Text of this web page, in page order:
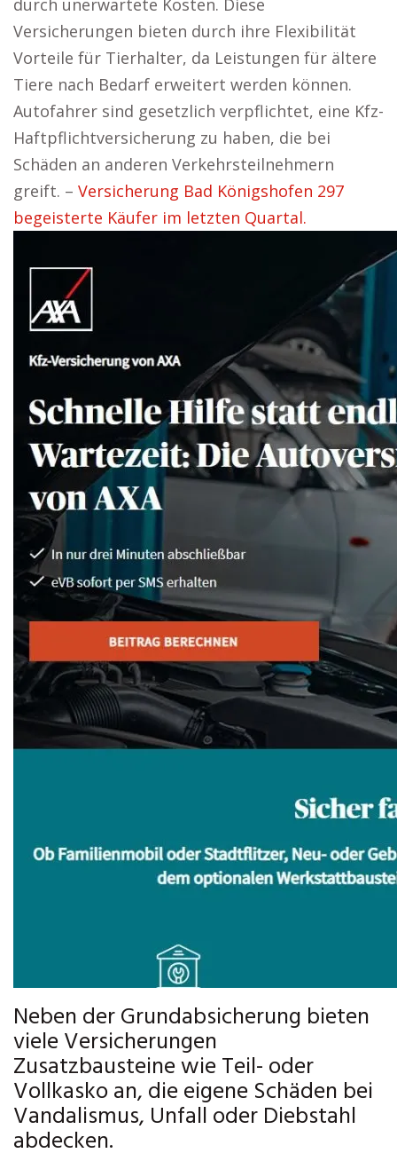
durch unerwartete Kosten. Diese
Versicherungen bieten durch ihre Flexibilität
Vorteile für Tierhalter, da Leistungen für ältere
Tiere nach Bedarf erweitert werden können.
Autofahrer sind gesetzlich verpflichtet, eine Kfz-
Haftpflichtversicherung zu haben, die bei
Schäden an anderen Verkehrsteilnehmern
greift. – Versicherung Bad Königshofen 297
begeisterte Käufer im letzten Quartal.
Neben der Grundabsicherung bieten
viele Versicherungen
Zusatzbausteine wie Teil- oder
Vollkasko an, die eigene Schäden bei
Vandalismus, Unfall oder Diebstahl
abdecken.